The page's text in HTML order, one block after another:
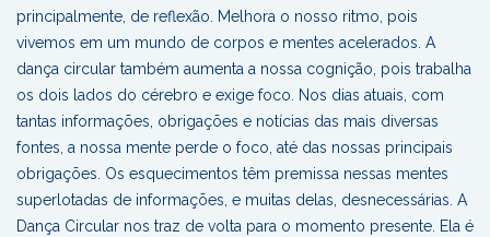
principalmente, de reflexão. Melhora o nosso ritmo, pois
vivemos em um mundo de corpos e mentes acelerados. A
dança circular também aumenta a nossa cognição, pois trabalha
os dois lados do cérebro e exige foco. Nos dias atuais, com
tantas informações, obrigações e notícias das mais diversas
fontes, a nossa mente perde o foco, até das nossas principais
obrigações. Os esquecimentos têm premissa nessas mentes
superlotadas de informações, e muitas delas, desnecessárias. A
Dança Circular nos traz de volta para o momento presente. Ela é